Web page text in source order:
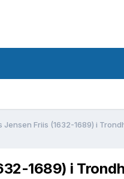
Friis (1632-1689) i
1689) i